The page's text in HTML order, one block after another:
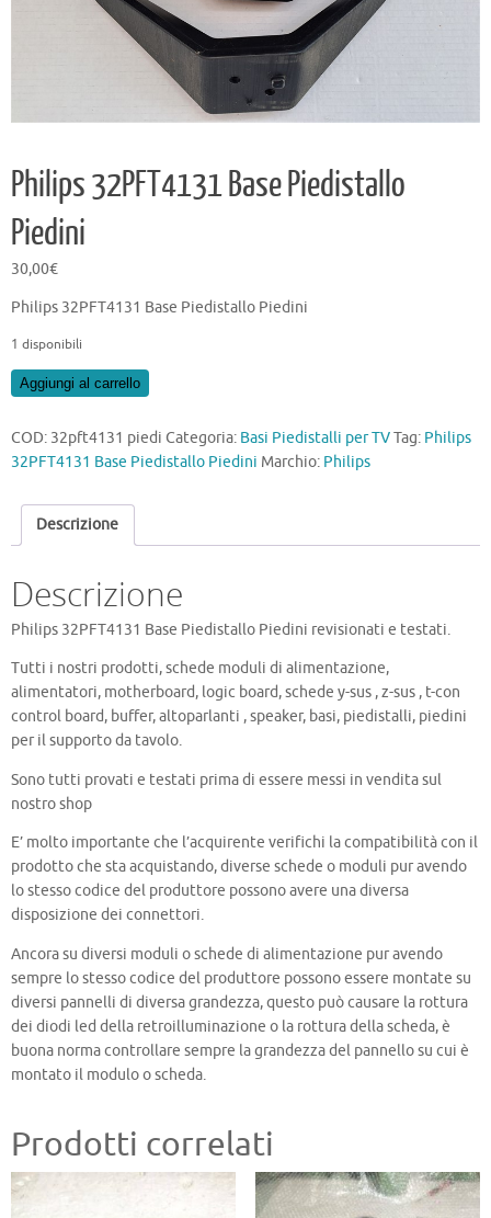
Philips 32PFT4131 Base Piedistallo
Piedini
30,00€
Philips 32PFT4131 Base Piedistallo Piedini
1 disponibili
Philips
Base
Piedistallo
quantità
Aggiungi al carrello
COD: 32pft4131 piedi Categoria: Basi Piedistalli per TVTag: Philips
32PFT4131 Base Piedistallo Piedini Marchio: Philips
Descrizione
Descrizione
Philips 32PFT4131 Base Piedistallo Piedini revisionati e testati.
Tutti i nostri prodotti, schede moduli di alimentazione,
alimentatori, motherboard, logic board, schede y-sus , z-sus , t-con
control board, buffer, altoparlanti , speaker, basi, piedistalli, piedini
per il supporto da tavolo.
Sono tutti provati e testati prima di essere messi in vendita sul
nostro shop
E’ molto importante che l’acquirente verifichi la compatibilità con il
prodotto che sta acquistando, diverse schede o moduli pur avendo
lo stesso codice del produttore possono avere una diversa
disposizione dei connettori.
Ancora su diversi moduli o schede di alimentazione pur avendo
sempre lo stesso codice del produttore possono essere montate su
diversi pannelli di diversa grandezza, questo può causare la rottura
dei diodi led della retroilluminazione o la rottura della scheda, è
buona norma controllare sempre la grandezza del pannello su cui è
montato il modulo o scheda.
Prodotti correlati